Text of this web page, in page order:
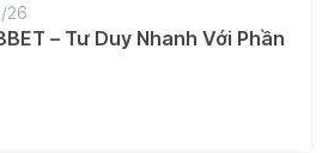
– Tư Duy Nhanh Với Phần
26